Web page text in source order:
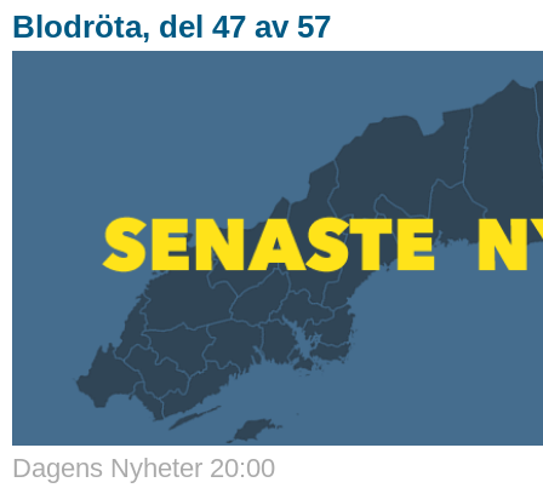
Blodröta, del 47 av 57
Dagens Nyheter 20:00